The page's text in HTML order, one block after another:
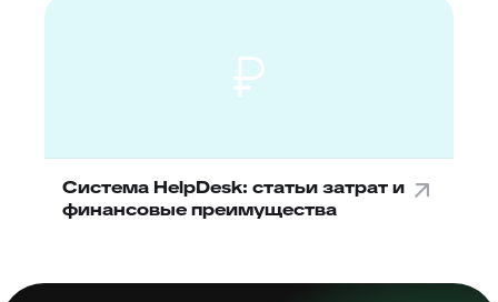
Система HelpDesk: статьи затрат и
финансовые преимущества